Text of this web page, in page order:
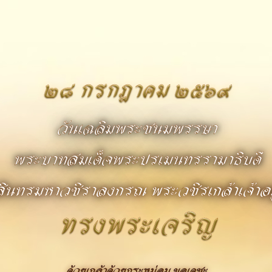
๒๘ กรกฎาคม ๒๕๖๙
วันเฉลิมพระชนมพรรษา
พระบาทสมเด็จพระปรเมนทรรามาธิบดี
ทรมหาวชิราลงกรณ พระวชิรเกล้าเจ้า
ทรงพระเจริญ